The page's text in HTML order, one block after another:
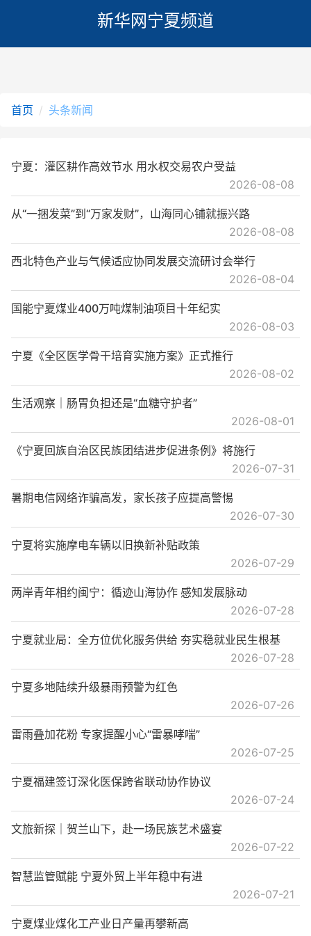
新华网宁夏频道
首页 头条新闻
2026-08-08
宁夏：灌区耕作高效节水 用水权交易农户受益
2026-08-08
从“一捆发菜”到“万家发财”，山海同心铺就振兴路
2026-08-04
西北特色产业与气候适应协同发展交流研讨会举行
2026-08-03
国能宁夏煤业400万吨煤制油项目十年纪实
2026-08-02
宁夏《全区医学骨干培育实施方案》正式推行
2026-08-01
生活观察｜肠胃负担还是“血糖守护者”
2026-07-31
《宁夏回族自治区民族团结进步促进条例》将施行
2026-07-30
暑期电信网络诈骗高发，家长孩子应提高警惕
2026-07-29
宁夏将实施摩电车辆以旧换新补贴政策
2026-07-28
两岸青年相约闽宁：循迹山海协作 感知发展脉动
2026-07-28
宁夏就业局：全方位优化服务供给 夯实稳就业民生根基
2026-07-26
宁夏多地陆续升级暴雨预警为红色
2026-07-25
雷雨叠加花粉 专家提醒小心“雷暴哮喘”
2026-07-24
宁夏福建签订深化医保跨省联动协作协议
2026-07-22
文旅新探｜贺兰山下，赴一场民族艺术盛宴
2026-07-21
智慧监管赋能 宁夏外贸上半年稳中有进
宁夏煤业煤化工产业日产量再攀新高